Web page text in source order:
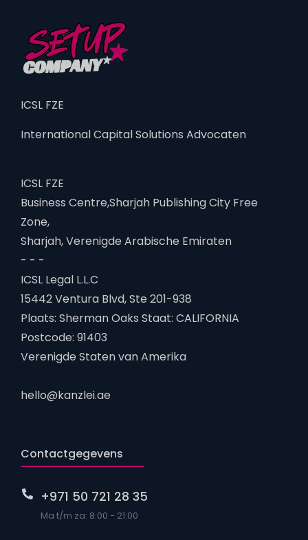
ICSL FZE
International Capital Solutions Advocaten
ICSL FZE
Business Centre,Sharjah Publishing City Free
Zone,
Sharjah, Verenigde Arabische Emiraten
- - -
ICSL Legal L.L.C
15442 Ventura Blvd, Ste 201-938
Plaats: Sherman Oaks Staat: CALIFORNIA
Postcode: 91403
Verenigde Staten van Amerika
hello@kanzlei.ae
Contactgegevens
+971 50 721 28 35
Ma t/m za: 8:00 - 21:00